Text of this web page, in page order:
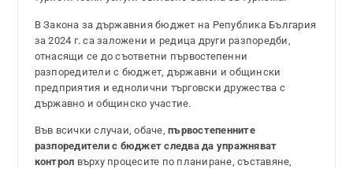
В Закона за държавния бюджет на Република България
за 2024 г. са заложени и редица други разпоредби,
отнасящи се до съответни първостепенни
разпоредители с бюджет, държавни и общински
предприятия и еднолични търговски дружества с
държавно и общинско участие.
Във всички случаи, обаче,първостепенните
разпоредители с бюджет следва да упражняват
контрол върху процесите по планиране, съставяне,